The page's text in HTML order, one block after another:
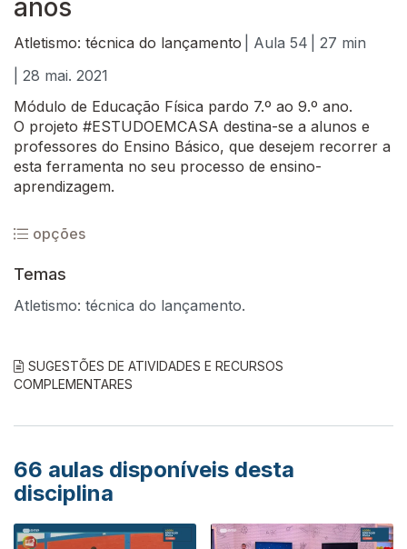
anos
Atletismo: técnica do lançamento | Aula 54
| 27 min
| 28 mai. 2021
Módulo de Educação Física pardo 7.º ao 9.º ano.
O projeto #ESTUDOEMCASA destina-se a alunos e
professores do Ensino Básico, que desejem recorrer a
esta ferramenta no seu processo de ensino-
aprendizagem.
opções
Temas
Atletismo: técnica do lançamento.
SUGESTÕES DE ATIVIDADES E RECURSOS
COMPLEMENTARES
66 aulas disponíveis desta
disciplina